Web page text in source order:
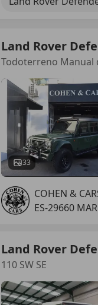
Land Rover
Todoterreno Manual
33
COHEN &
ES-29660
Land Rover
110 SW SE